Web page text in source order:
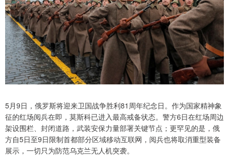
5月9日，俄罗斯将迎来卫国战争胜利81周年纪念日。作为国家精神象
征的红场阅兵在即，莫斯科已进入最高戒备状态。警方6日在红场周边
架设围栏、封闭道路，武装安保力量部署关键节点；更罕见的是，俄
方自5日至9日限制首都部分区域移动互联网，阅兵也将取消重型装备
展示，一切只为防范乌克兰无人机突袭。